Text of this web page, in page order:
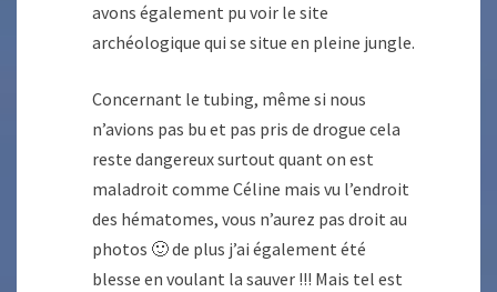
avons également pu voir le site
archéologique qui se situe en pleine jungle.
Concernant le tubing, même si nous
n’avions pas bu et pas pris de drogue cela
reste dangereux surtout quant on est
maladroit comme Céline mais vu l’endroit
des hématomes, vous n’aurez pas droit au
photos 🙂 de plus j’ai également été
blesse en voulant la sauver !!! Mais tel est